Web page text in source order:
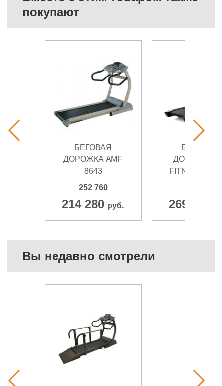
покупают
БЕГОВАЯ
ДОРОЖКА AMF
8643
252 760
214 280 руб.
БЕГОВАЯ
ДОРОЖКА
FITNESS
269 990
Вы недавно смотрели